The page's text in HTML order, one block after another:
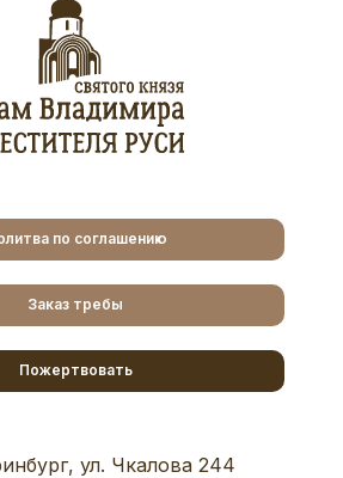
по соглашению
Заказ требы
Пожертвовать
ул. Чкалова 244